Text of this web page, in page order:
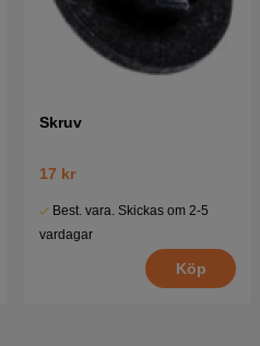
Skruv
17 kr
Best. vara. Skickas om 2-5
vardagar
Köp